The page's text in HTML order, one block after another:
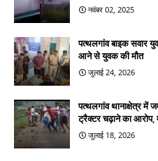
नवंबर 02, 2025
पत्थलगांव बाइक सवार
आने से युवक की मौत
जुलाई 24, 2026
पत्थलगांव थानाक्षेत्र में
ट्रैक्टर चढ़ाने का आरोप,
जुलाई 18, 2026